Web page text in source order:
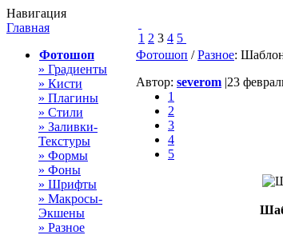
Навигация
Главная
Фотошоп
» Градиенты
» Кисти
» Плагины
» Стили
» Заливки-
Текстуры
» Формы
» Фоны
» Шрифты
» Макросы-
Экшены
» Разное
1 2 3 4 5
Фотошоп /Разное:
Автор: severom |23
1
2
3
4
5